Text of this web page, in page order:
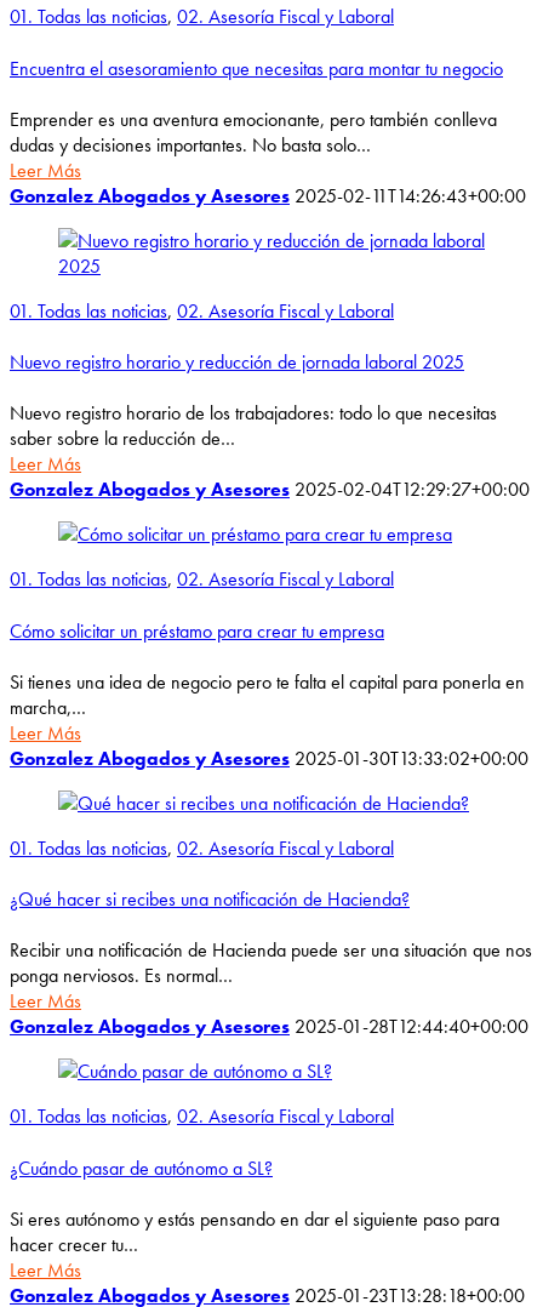
01. Todas las noticias, 02. Asesoría Fiscal y Laboral
Encuentra el asesoramiento que necesitas para montar tu negocio
Emprender es una aventura emocionante, pero también conlleva
dudas y decisiones importantes. No basta solo…
Leer Más
Gonzalez Abogados y Asesores 2025-02-11T14:26:43+00:00
01. Todas las noticias, 02. Asesoría Fiscal y Laboral
Nuevo registro horario y reducción de jornada laboral 2025
Nuevo registro horario de los trabajadores: todo lo que necesitas
saber sobre la reducción de…
Leer Más
Gonzalez Abogados y Asesores 2025-02-04T12:29:27+00:00
01. Todas las noticias, 02. Asesoría Fiscal y Laboral
Cómo solicitar un préstamo para crear tu empresa
Si tienes una idea de negocio pero te falta el capital para ponerla en
marcha,…
Leer Más
Gonzalez Abogados y Asesores 2025-01-30T13:33:02+00:00
01. Todas las noticias, 02. Asesoría Fiscal y Laboral
¿Qué hacer si recibes una notificación de Hacienda?
Recibir una notificación de Hacienda puede ser una situación que nos
ponga nerviosos. Es normal…
Leer Más
Gonzalez Abogados y Asesores 2025-01-28T12:44:40+00:00
01. Todas las noticias, 02. Asesoría Fiscal y Laboral
¿Cuándo pasar de autónomo a SL?
Si eres autónomo y estás pensando en dar el siguiente paso para
hacer crecer tu…
Leer Más
Gonzalez Abogados y Asesores 2025-01-23T13:28:18+00:00